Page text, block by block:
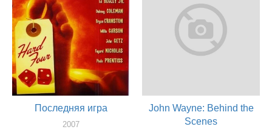
Последняя игра
2007
John Wayne: Behind the
Scenes